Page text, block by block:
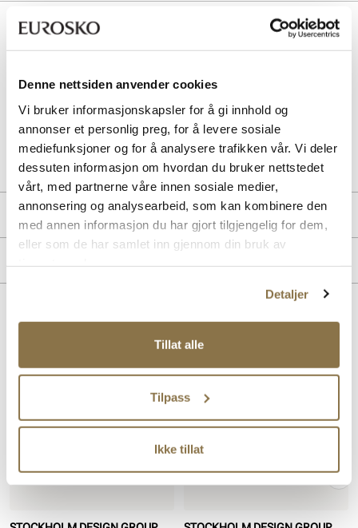
Denne nettsiden anvender cookies
Vi bruker informasjonskapsler for å gi innhold og
annonser et personlig preg, for å levere sosiale
mediefunksjoner og for å analysere trafikken vår. Vi deler
dessuten informasjon om hvordan du bruker nettstedet
vårt, med partnerne våre innen sosiale medier,
annonsering og analysearbeid, som kan kombinere den
med annen informasjon du har gjort tilgjengelig for dem,
eller som de har samlet inn gjennom din bruk av
Detaljer
Tillat alle
Tilpass
Ikke tillat
Beskrivelse
myke tekstilfôret og innersålen i skinn gir ekstra komfort. Perfekt for
både hverdagsbruk og spesielle anledninger.
Art. nr53167014
Lev. art. nr26H1171
Produktdetaljer
Overdel: Skinn
For:Textil
Lignende produkter